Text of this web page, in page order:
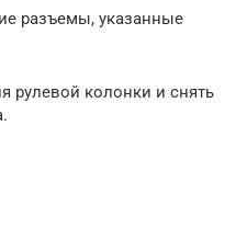
разъемы, указанные
рулевой колонки и снять